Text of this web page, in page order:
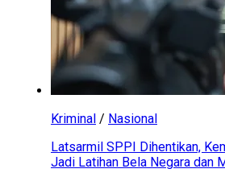
Kriminal / Nasional
Latsarmil SPPI Dihentikan,
Jadi Latihan Bela Negara dan